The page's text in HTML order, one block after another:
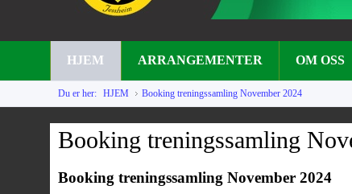
HJEM ARRANGEMENTER OM OSS
Du er her: HJEM Booking treningssamling November 2024
Booking treningssamling
Booking treningssamling November 2024